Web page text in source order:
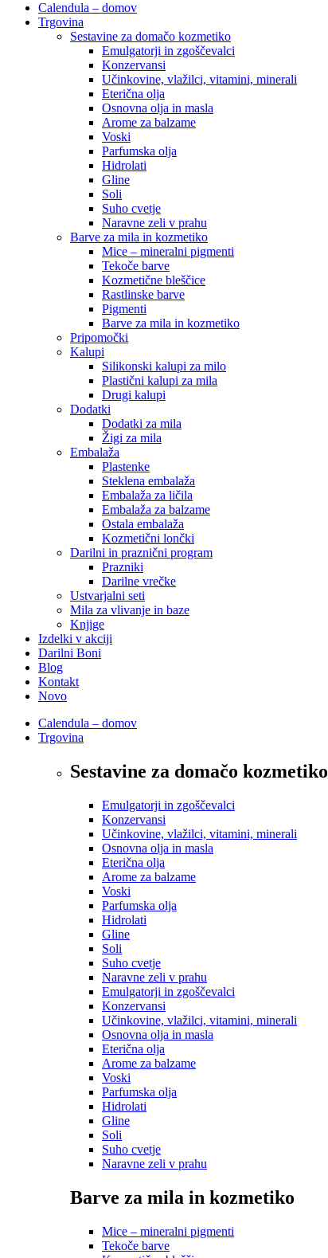
Calendula – domov
Trgovina
Sestavine za domačo kozmetiko
Emulgatorji in zgoščevalci
Konzervansi
Učinkovine, vlažilci, vitamini, minerali
Eterična olja
Osnovna olja in masla
Arome za balzame
Voski
Parfumska olja
Hidrolati
Gline
Soli
Suho cvetje
Naravne zeli v prahu
Barve za mila in kozmetiko
Mice – mineralni pigmenti
Tekoče barve
Kozmetične bleščice
Rastlinske barve
Pigmenti
Barve za mila in kozmetiko
Pripomočki
Kalupi
Silikonski kalupi za milo
Plastični kalupi za mila
Drugi kalupi
Dodatki
Dodatki za mila
Žigi za mila
Embalaža
Plastenke
Steklena embalaža
Embalaža za ličila
Embalaža za balzame
Ostala embalaža
Kozmetični lončki
Darilni in praznični program
Prazniki
Darilne vrečke
Ustvarjalni seti
Mila za vlivanje in baze
Knjige
Izdelki v akciji
Darilni Boni
Blog
Kontakt
Novo
Calendula – domov
Trgovina
Sestavine za domačo kozmetiko
Emulgatorji in zgoščevalci
Konzervansi
Učinkovine, vlažilci, vitamini, minerali
Osnovna olja in masla
Eterična olja
Arome za balzame
Voski
Parfumska olja
Hidrolati
Gline
Soli
Suho cvetje
Naravne zeli v prahu
Emulgatorji in zgoščevalci
Konzervansi
Učinkovine, vlažilci, vitamini, minerali
Osnovna olja in masla
Eterična olja
Arome za balzame
Voski
Parfumska olja
Hidrolati
Gline
Soli
Suho cvetje
Naravne zeli v prahu
Barve za mila in kozmetiko
Mice – mineralni pigmenti
Tekoče barve